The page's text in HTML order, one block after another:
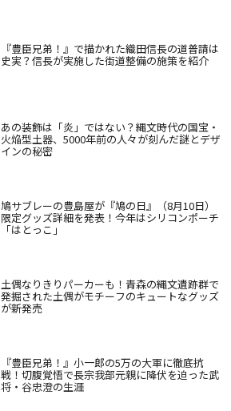
『豊臣兄弟！』で描かれた織田信長の道普請は
史実？信長が実施した街道整備の施策を紹介
あの装飾は「炎」ではない？縄文時代の国宝・
火焔型土器、5000年前の人々が刻んだ謎とデザ
インの秘密
鳩サブレーの豊島屋が『鳩の日』（8月10日）
限定グッズ詳細を発表！今年はシリコンポーチ
「はとっこ」
土偶なりきりパーカーも！青森の縄文遺跡群で
発掘された土偶がモチーフのキュートなグッズ
が新発売
『豊臣兄弟！』小一郎の5万の大軍に徹底抗
戦！切腹覚悟で長宗我部元親に降伏を迫った武
将・谷忠澄の生涯